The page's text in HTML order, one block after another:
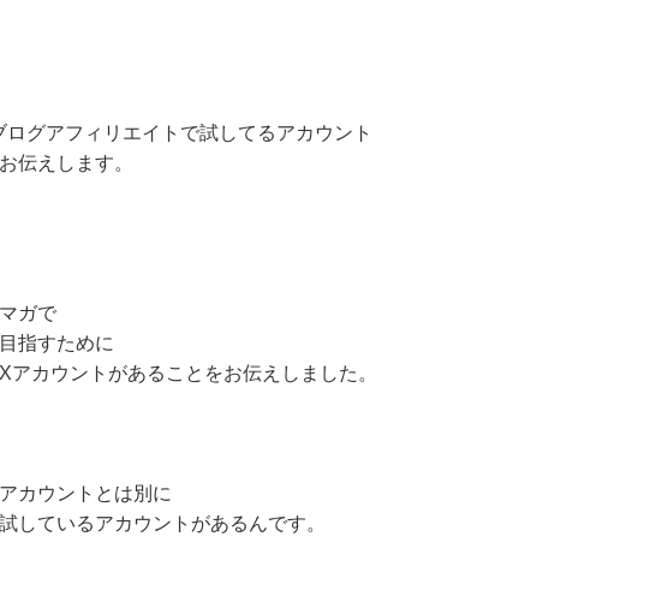
ログアフィリエイトで試してるアカウント
伝えします。
ガで
指すために
アカウントがあることをお伝えしました。
カウントとは別に
しているアカウントがあるんです。